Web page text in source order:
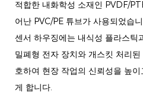
적합한 내화학성 소재인 PVDF/
어난 PVC/PE 튜브가 사용되었습
센서 하우징에는 내식성 플라스틱
밀폐형 전자 장치와 개스킷 처리
호하여 현장 작업의 신뢰성을 높
게 합니다.